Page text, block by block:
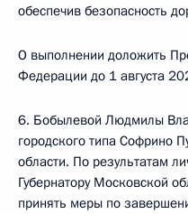
обеспечив безопасность
О выполнении доложить
Федерации до 1 августа
6. Бобылевой Людмилы
городского типа Софрино
области. По результатам
Губернатору Московской
принять меры по